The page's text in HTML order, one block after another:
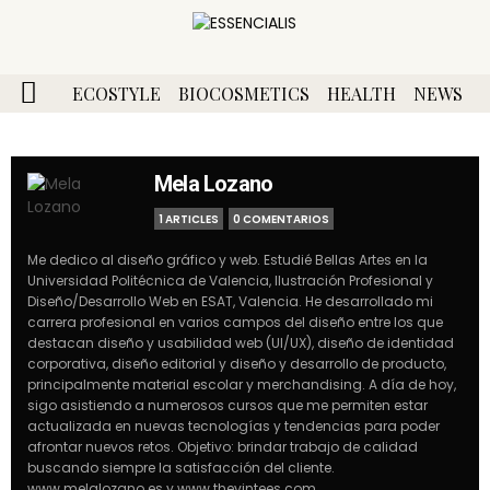
ECOSTYLE BIOCOSMETICS HEALTH NEWS
Mela Lozano
1 ARTICLES 0 COMENTARIOS
Me dedico al diseño gráfico y web. Estudié Bellas Artes en la
Universidad Politécnica de Valencia, Ilustración Profesional y
Diseño/Desarrollo Web en ESAT, Valencia. He desarrollado mi
carrera profesional en varios campos del diseño entre los que
destacan diseño y usabilidad web (UI/UX), diseño de identidad
corporativa, diseño editorial y diseño y desarrollo de producto,
principalmente material escolar y merchandising. A día de hoy,
sigo asistiendo a numerosos cursos que me permiten estar
actualizada en nuevas tecnologías y tendencias para poder
afrontar nuevos retos. Objetivo: brindar trabajo de calidad
buscando siempre la satisfacción del cliente.